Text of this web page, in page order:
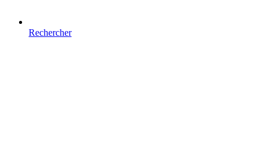
Rechercher